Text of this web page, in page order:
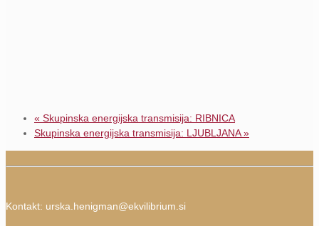
« Skupinska energijska transmisija: RIBNICA
Skupinska energijska transmisija: LJUBLJANA»
Kontakt: urska.henigman@ekvilibrium.si